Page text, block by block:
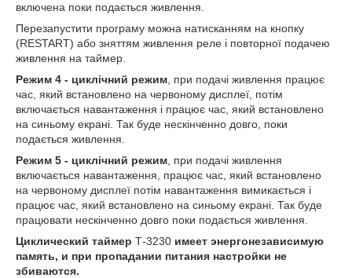
включена поки подається живлення.
Перезапустити програму можна натисканням на кнопку
(RESTART) або зняттям живлення реле і повторної подачею
живлення на таймер.
Режим 4 - циклічний режим , при подачі живлення працює
час, який встановлено на червоному дисплеї, потім
включається навантаження і працює час, який встановлено
на синьому екрані. Так буде нескінченно довго, поки
подається живлення.
Режим 5 - циклічний режим , при подачі живлення
включається навантаження, працює час, який встановлено
на червоному дисплеї потім навантаження вимикається і
працює час, який встановлено на синьому екрані. Так буде
працювати нескінченно довго поки подається живлення.
Циклический таймер Т-3230 имеет энергонезависимую
память, и при пропадании питания настройки не
збиваются.